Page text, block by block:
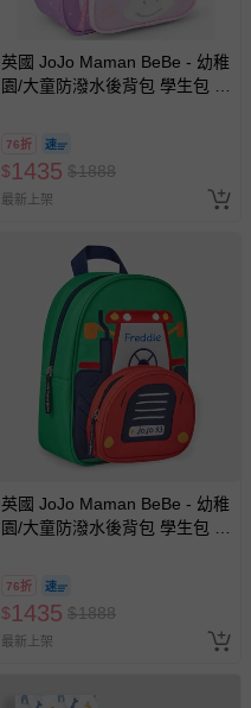
英國 JoJo Maman BeBe - 幼稚
園/大童防潑水後背包 學生包 旅
76折
$1435 $1888
最新上架
英國 JoJo Maman BeBe - 幼稚
園/大童防潑水後背包 學生包 旅
76折
$1435 $1888
最新上架